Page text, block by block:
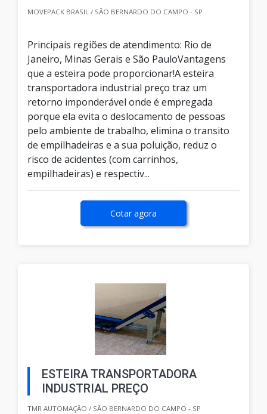
MOVEPACK BRASIL / SÃO BERNARDO DO CAMPO - SP
Principais regiões de atendimento: Rio de
Janeiro, Minas Gerais e São PauloVantagens
que a esteira pode proporcionar!A esteira
transportadora industrial preço traz um
retorno imponderável onde é empregada
porque ela evita o deslocamento de pessoas
pelo ambiente de trabalho, elimina o transito
de empilhadeiras e a sua poluição, reduz o
risco de acidentes (com carrinhos,
empilhadeiras) e respectiv...
Cotar agora
ESTEIRA TRANSPORTADORA
INDUSTRIAL PREÇO
TMR AUTOMAÇÃO / SÃO BERNARDO DO CAMPO - SP